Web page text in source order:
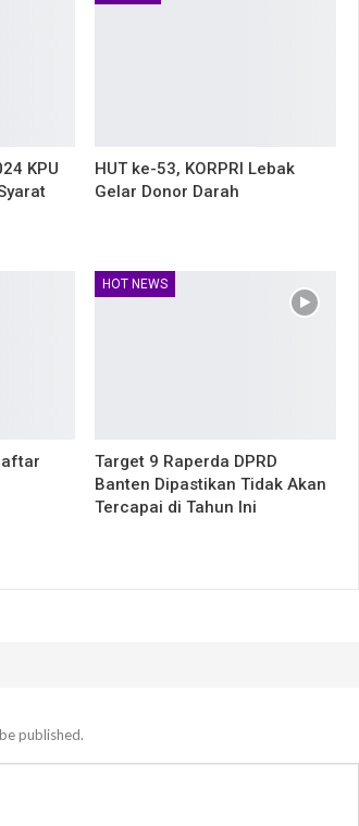
KPU
HUT ke-53, KORPRI Lebak
Gelar Donor Darah
HOT NEWS
Target 9 Raperda DPRD
Banten Dipastikan Tidak Akan
Tercapai di Tahun Ini
published.